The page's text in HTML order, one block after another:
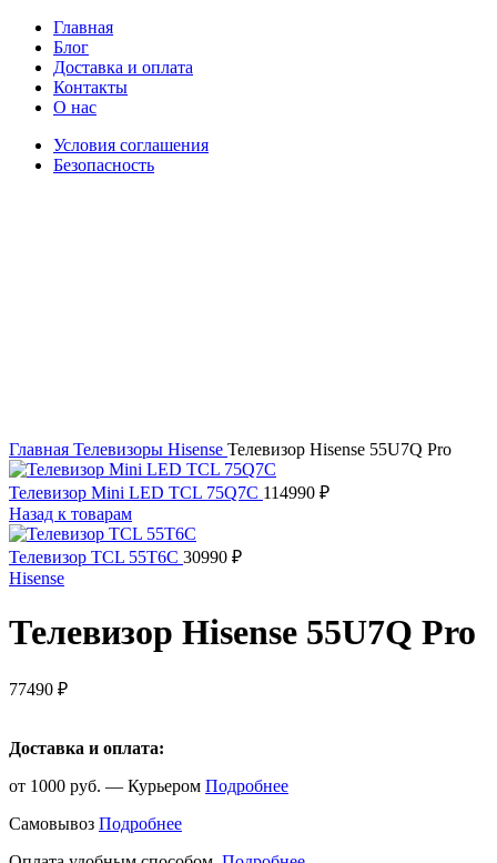
Главная
Блог
Доставка и оплата
Контакты
О нас
Условия соглашения
Безопасность
Главная Телевизоры Hisense Телевизор Hisense 55U7Q Pro
Телевизор Mini LED TCL 75Q7C 114990 ₽
Назад к товарам
Телевизор TCL 55T6C 30990 ₽
Hisense
Телевизор Hisense 55U7Q Pro
77490 ₽
Доставка и оплата:
от 1000 руб. — Курьером Подробнее
Самовывоз Подробнее